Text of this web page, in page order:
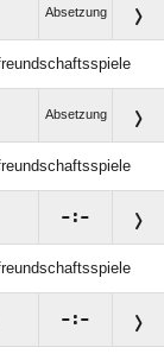
Absetzung
Absetzung
:
: